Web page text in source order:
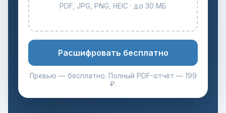
PDF, JPG, PNG, HEIC · до 30 МБ
Расшифровать бесплатно
Превью — бесплатно. Полный PDF-отчёт — 199
₽.